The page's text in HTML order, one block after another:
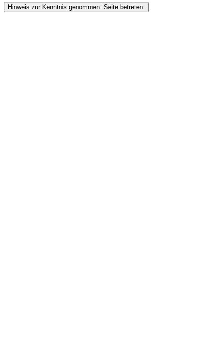
Hinweis zur Kenntnis genommen. Seite betreten.